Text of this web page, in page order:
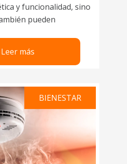
y funcionalidad, sino
pueden
Leer más
BIENESTAR